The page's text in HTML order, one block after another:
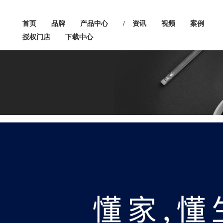
首页 品牌 产品中心 / 资讯 视频
案例
授权门店
下载中心